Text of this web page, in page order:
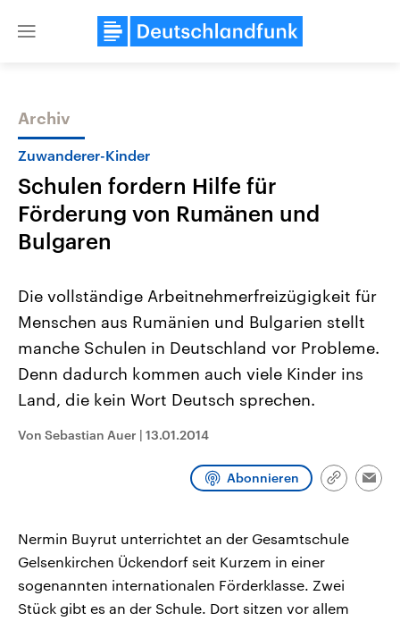
Close
Themen
2026
Alle Informationen
Sachsen-Anhalt wählt am 6.
September 2026 einen neuen
Landtag. Seit 2021 wird das
Bundesland von einer Koalition aus
CDU, SPD und FDP regiert.-
Wahlprogramme, aktuelle Berichte
und Kandidaten der anstehenden
Aktuelle Beiträge,
Hintergründe
Wirtschaftlich und
gehören die Vereinigten
den mächtigsten Ländern
mit großem Einfluss auf
aktuelle Weltgeschehen.
Archiv
Zuwanderer-Kinder
Schulen fordern Hilfe für
Förderung von Rumänen und
Bulgaren
Die vollständige Arbeitnehmerfreizügigkeit für
Menschen aus Rumänien und Bulgarien stellt
manche Schulen in Deutschland vor Probleme.
Denn dadurch kommen auch viele Kinder ins
Land, die kein Wort Deutsch sprechen.
Von Sebastian Auer | 13.01.2014
Abonnieren
Link
Nermin Buyrut unterrichtet an der Gesamtschule
Gelsenkirchen Ückendorf seit Kurzem in einer
sogenannten internationalen Förderklasse. Zwei
Stück gibt es an der Schule. Dort sitzen vor allem